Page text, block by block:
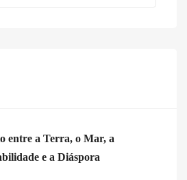
entre a Terra, o Mar, a
e a Diáspora